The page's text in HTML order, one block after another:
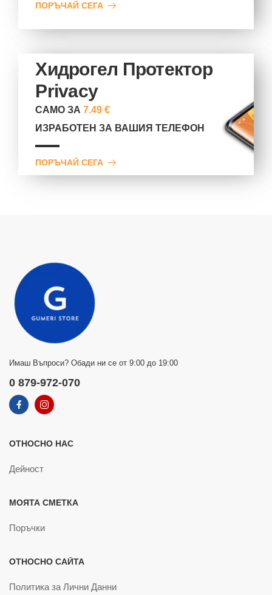
ПОРЪЧАЙ СЕГА
Хидрогел Протектор
Privacy
САМО ЗА7.49 €
ИЗРАБОТЕН ЗА ВАШИЯ ТЕЛЕФОН
ПОРЪЧАЙ СЕГА
Имаш Въпроси? Обади ни се от 9:00 до 19:00
0 879-972-070
ОТНОСНО НАС
Дейност
МОЯТА СМЕТКА
Поръчки
ОТНОСНО САЙТА
Политика за Лични Данни